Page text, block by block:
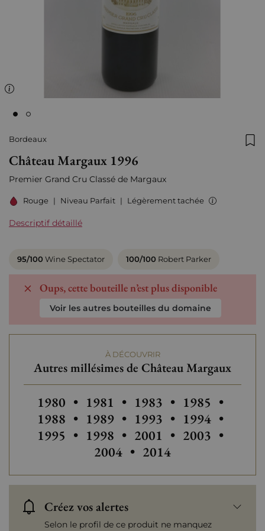
Bordeaux
Château Margaux 1996
Premier Grand Cru Classé de Margaux
Rouge | Niveau Parfait | Légèrement tachée
Descriptif détaillé
95/100 Wine Spectator 100/100 Robert Parker
Oups, cette bouteille n’est plus disponible
Voir les autres bouteilles du domaine
À DÉCOUVRIR
Autres millésimes de Château Margaux
Autres millésimes de Château Margaux
1980 • Autres millésimes de Château
1981 • Autres millésimes de
1983 • Autres
1985 •
1988 • Autres millésimes de Château
1989 • Autres millésimes de
1993 • Autres
1994 •
1995 • Autres millésimes de Château
1998 • Autres millésimes de
2001 • Autres
2003 •
2004 • Autres millésimes de
2014
Créez vos alertes
Selon le profil de ce produit ne manquez